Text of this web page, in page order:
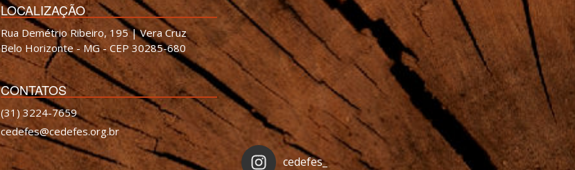
LOCALIZAÇÃO
Rua Demétrio Ribeiro, 195 | Vera Cruz
Belo Horizonte - MG - CEP 30285-680
CONTATOS
(31) 3224-7659
cedefes@cedefes.org.br
cedefes_